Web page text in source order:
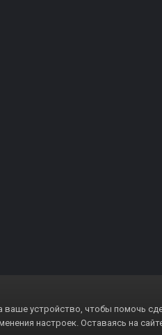
ваше устройство, чтобы помочь
настроек. Оставаясь на